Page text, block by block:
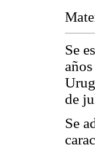
Se
de
Se